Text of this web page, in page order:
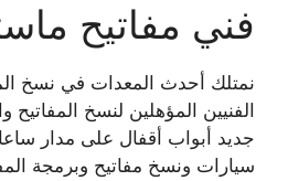
فني مفاتيح
نمتلك أحدث المعدات في نسخ
الفنيين المؤهلين لنسخ
جديد أبواب أقفال على مدار
سيارات ونسخ مفاتيح وبرمجة